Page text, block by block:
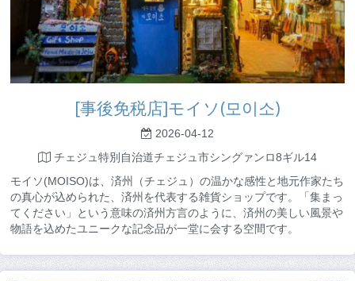
[事後免税店]モイソ(모이소)
2026-04-12
チェジュ特別自治道チェジュ市シングァンロ8ギル14
モイソ(MOISO)は、済州（チェジュ）の温かな感性と地元作家たち
の真心が込められた、済州を代表する雑貨ショップです。「集まっ
てください」という意味の済州方言のように、済州の美しい風景や
物語を込めたユニークな記念品が一堂に会する空間です。